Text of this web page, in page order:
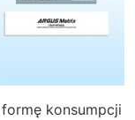
konsumpcji